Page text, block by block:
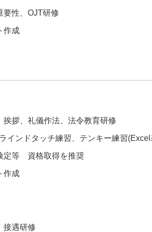
要性、OJT研修
作成
挨拶、礼儀作法、法令教育研修
ンドタッチ練習、テンキー練習
定等 資格取得を推奨
作成
接遇研修